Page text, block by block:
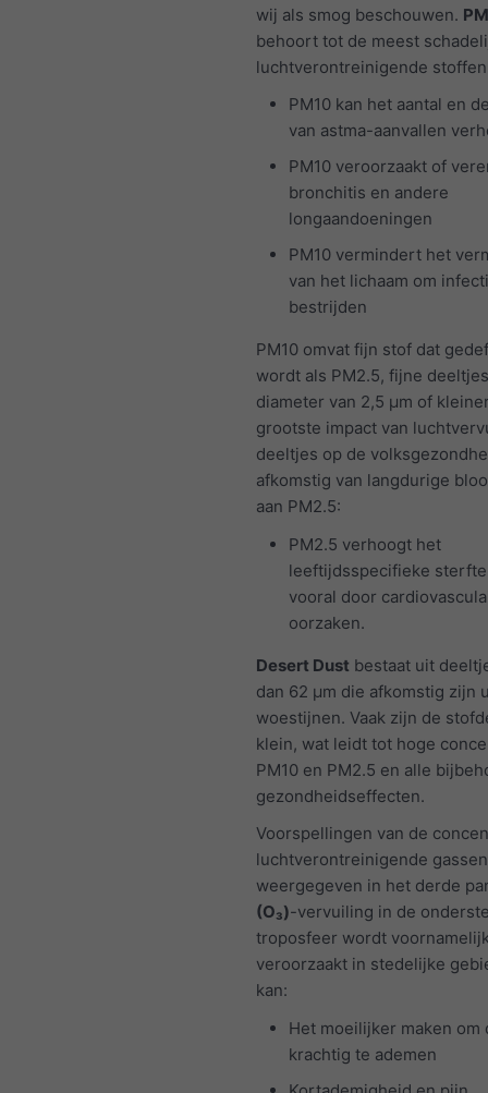
wij als smog beschouwen.
behoort tot de meest
luchtverontreinigende
PM10 kan het aantal en
van astma-aanvallen
PM10 veroorzaakt of
bronchitis en andere
longaandoeningen
PM10 vermindert het
van het lichaam om
bestrijden
PM10 omvat fijn stof dat
wordt als PM2.5, fijne
diameter van 2,5 μm of
grootste impact van
deeltjes op de
afkomstig van langdurige
aan PM2.5:
PM2.5 verhoogt het
leeftijdsspecifieke
vooral door
oorzaken.
Desert Dust bestaat uit
dan 62 μm die afkomstig zijn
woestijnen. Vaak zijn de
klein, wat leidt tot hoge
PM10 en PM2.5 en alle
gezondheidseffecten.
Voorspellingen van de
luchtverontreinigende
weergegeven in het derde
(O₃)-vervuiling in de
troposfeer wordt
veroorzaakt in stedelijke
kan:
Het moeilijker maken om
krachtig te ademen